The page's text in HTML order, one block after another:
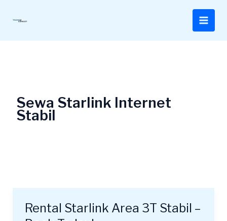
Sewa Starlink Internet
Stabil
Rental Starlink Area 3T Stabil –
Rental
Starlink